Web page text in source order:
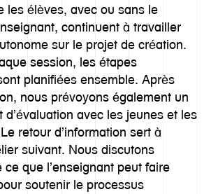
les élèves, avec ou sans le
continuent à travailler
sur le projet de création.
session, les étapes
planifiées ensemble. Après
nous prévoyons également un
d’évaluation avec les jeunes et les
retour d’information sert à
suivant. Nous discutons
ce que l’enseignant peut faire
soutenir le processus